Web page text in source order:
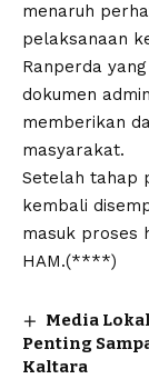
menaruh
pelaksanaan
Ranperda
dokumen
memberikan
masyarakat.
Setelah tahap
kembali
masuk proses
HAM.(****)
Media
Penting
Kaltara